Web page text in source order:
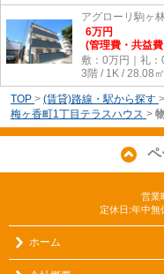
アグローリ駒ヶ
6万円
(管理費・共益
敷：0万円｜礼：
3階 / 1K / 28.08㎡
TOP > (賃貸)路線・駅から探す >
梅ヶ香町1丁目テラスハウス >
ペ
営業
定休日:年中無
ホーム